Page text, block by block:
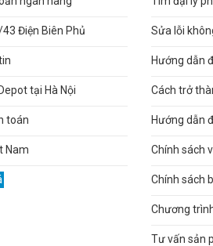
Điện Biên Phủ
tại Hà Nội
toán
Nam
Sửa lỗi
Hướng dẫn
Cách trở
Hướng dẫn
Chính sách
Chính sách
Chương
Tư vấn sản